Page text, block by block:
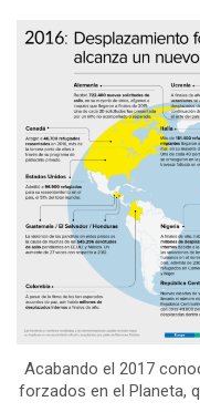
Acabando el 2017
forzados en el Planeta,